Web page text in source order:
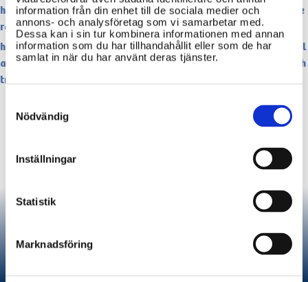
information från din enhet till de sociala medier och
annons- och analysföretag som vi samarbetar med.
Dessa kan i sin tur kombinera informationen med annan
information som du har tillhandahållit eller som de har
samlat in när du har använt deras tjänster.
Selection
Nödvändig
Inställningar
Statistik
Marknadsföring
https://www.skatteverket.se/privat/deklaration/sahardeklare
rardu.4.2b543913a42158acf800013564.html
https://www.skatteverket.se/privat/etjansterochblanketter/all
aetjanster/skatteverketsapp.4.152108eb12c9f03824f8000924.h
tml